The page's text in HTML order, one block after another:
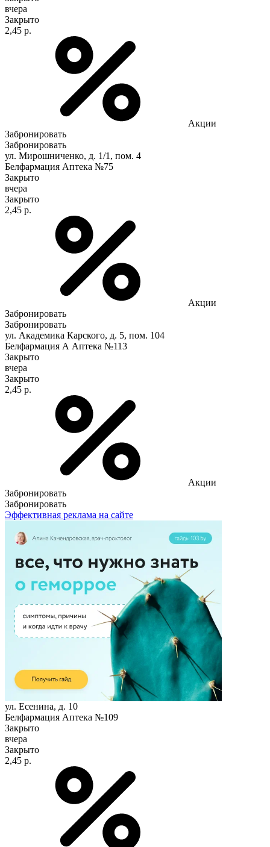
вчера
Закрыто
2,45 р.
Акции
Забронировать
Забронировать
ул. Мирошниченко, д. 1/1, пом. 4
Белфармация Аптека №75
Закрыто
вчера
Закрыто
2,45 р.
Акции
Забронировать
Забронировать
ул. Академика Карского, д. 5, пом. 104
Белфармация А Аптека №113
Закрыто
вчера
Закрыто
2,45 р.
Акции
Забронировать
Забронировать
Эффективная реклама на сайте
ул. Есенина, д. 10
Белфармация Аптека №109
Закрыто
вчера
Закрыто
2,45 р.